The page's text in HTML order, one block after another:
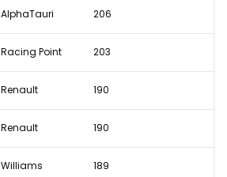
AlphaTauri 206
Racing Point 203
Renault 190
Renault 190
Williams 189